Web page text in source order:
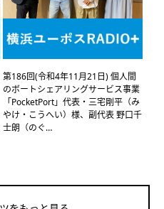
第186回(令和4年11月21日) 個人間
のボートシェアリングサービス事業
「PocketPort」代表・三宅剛平（み
やけ・こうへい）様、副代表 野口千
士朗（のぐ…